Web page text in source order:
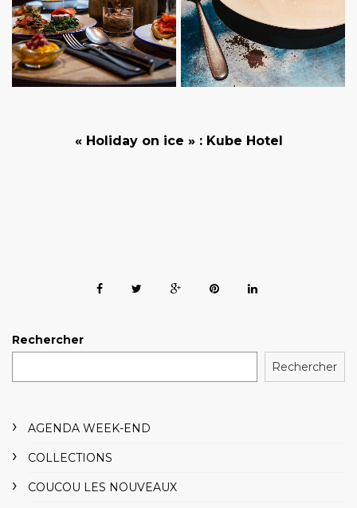
« Holiday on ice »: Kube Hotel
Rechercher
Rechercher
AGENDA WEEK-END
COLLECTIONS
COUCOU LES NOUVEAUX